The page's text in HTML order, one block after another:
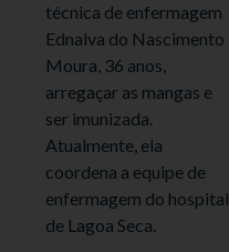
técnica de enfermagem
Ednalva do Nascimento
Moura, 36 anos,
arregaçar as mangas e
ser imunizada.
Atualmente, ela
coordena a equipe de
enfermagem do hospital
de Lagoa Seca.